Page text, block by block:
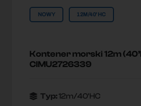
NOWY 12M/40'HC
Kontener morski 12m
CIMU2726339
Typ:12m/40'HC